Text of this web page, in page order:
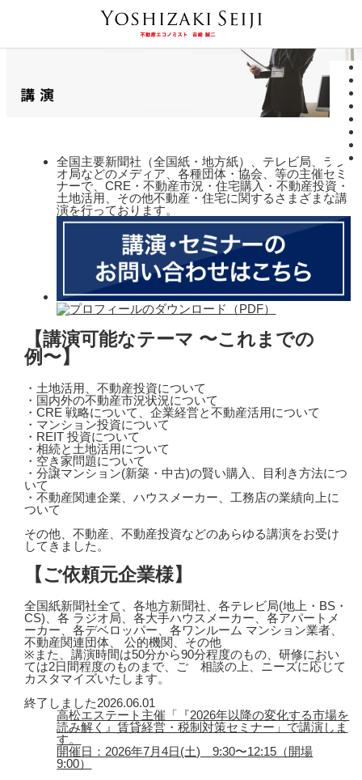
全国主要新聞社（全国紙・地方紙）、テレビ局、ラジ
オ局などのメディア、各種団体・協会、等の主催セミ
ナーで、CRE・不動産市況・住宅購入・不動産投資・
土地活用、その他不動産・住宅に関するさまざまな講
演を行っております。
【講演可能なテーマ 〜これまでの
例〜】
・土地活用、不動産投資について
・国内外の不動産市況状況について
・CRE 戦略について、企業経営と不動産活用について
・マンション投資について
・REIT 投資について
・相続と土地活用について
・空き家問題について
・分譲マンション(新築・中古)の賢い購入、目利き方法につ
いて
・不動産関連企業、ハウスメーカー、工務店の業績向上に
ついて
その他、不動産、不動産投資などのあらゆる講演をお受け
してきました。
【ご依頼元企業様】
全国紙新聞社全て、各地方新聞社、各テレビ局(地上・BS・
CS)、各 ラジオ局、各大手ハウスメーカー、各アパートメ
ーカー、各デベロッパー、各ワンルーム マンション業者、
不動産関連団体、 公的機関、その他
※また、講演時間は50分から90分程度のもの、研修におい
ては2日間程度のものまで、ご゙相談の上、ニーズに応じて
カスタマイズいたします。
終了しました2026.06.01
高松エステート主催「『2026年以降の変化する市場を
読み解く』賃貸経営・税制対策セミナー」で講演しま
す。
開催日：2026年7月4日(土) 9:30〜12:15（開場
9:00）